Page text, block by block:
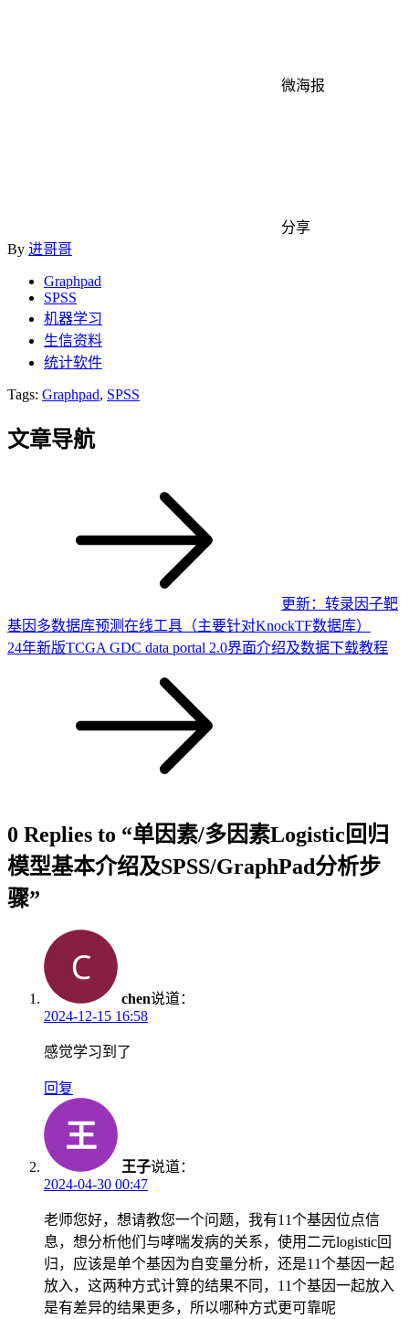
微海报
分享
By 进哥哥
Graphpad
SPSS
机器学习
生信资料
统计软件
Tags: Graphpad, SPSS
文章导航
更新：转录因子靶
基因多数据库预测在线工具（主要针对KnockTF数据库）
24年新版TCGA GDC data portal 2.0界面介绍及数据下载教程
0 Replies to “单因素/多因素Logistic回归
模型基本介绍及SPSS/GraphPad分析步
骤”
chen说道：
2024-12-15 16:58
感觉学习到了
回复
王子说道：
2024-04-30 00:47
老师您好，想请教您一个问题，我有11个基因位点信
息，想分析他们与哮喘发病的关系，使用二元logistic回
归，应该是单个基因为自变量分析，还是11个基因一起
放入，这两种方式计算的结果不同，11个基因一起放入
是有差异的结果更多，所以哪种方式更可靠呢